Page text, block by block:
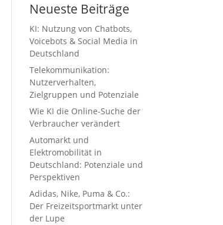
Neueste Beiträge
KI: Nutzung von Chatbots,
Voicebots & Social Media in
Deutschland
Telekommunikation:
Nutzerverhalten,
Zielgruppen und Potenziale
Wie KI die Online-Suche der
Verbraucher verändert
Automarkt und
Elektromobilität in
Deutschland: Potenziale und
Perspektiven
Adidas, Nike, Puma & Co.:
Der Freizeitsportmarkt unter
der Lupe